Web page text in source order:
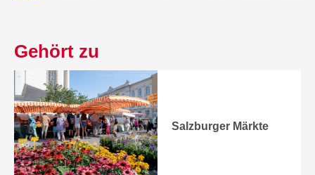
Gehört zu
Salzburger Märkte